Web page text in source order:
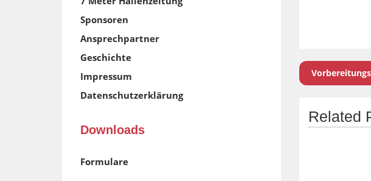
Related
Sponsoren
Ansprechpartner
Geschichte
Impressum
Datenschutzerklärung
Downloads
Formulare